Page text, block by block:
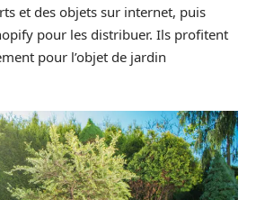
et des objets sur internet, puis
pour les distribuer. Ils profitent
pour l’objet de jardin